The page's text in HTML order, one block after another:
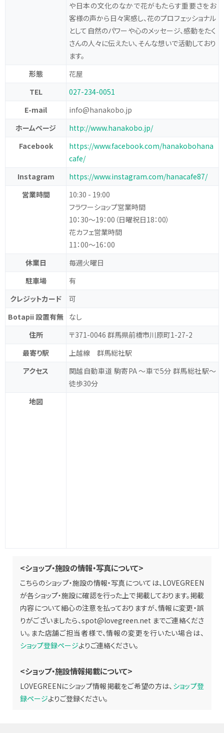
や日本の文化のなかで花がもたらす重要さをお
客様の声から日々実感し、花のプロフェッショナル
として自然のパワーや心のメッセージ、感動をたく
さんの人々に伝えたい、そんな想いで活動しており
ます。
形態
花屋
TEL
027-234-0051
E-mail
info@hanakobo.jp
ホームページ
http://www.hanakobo.jp/
Facebook
https://www.facebook.com/hanakobohana
cafe/
Instagram
https://www.instagram.com/hanacafe87/
営業時間
10:30 - 19:00
フラワーショップ営業時間
10：30～19：00（日曜祝日18：00）
花カフェ営業時間
11：00～16：00
休業日
毎週火曜日
駐車場
有
クレジットカード
可
Botapii 設置有無 なし
住所
〒371-0046 群馬県前橋市川原町1-27-2
最寄り駅
上越線 群馬総社駅
アクセス
関越自動車道 駒寄PA ～車で5分 群馬総社駅～
徒歩30分
地図
<ショップ・施設の情報・写真について>
こちらのショップ・施設の情報・写真については、LOVEGREEN
が各ショップ・施設に確認を行った上で掲載しております。掲載
内容について細心の注意を払っておりますが、情報に変更・誤
りがございましたら、spot@lovegreen.net までご連絡くださ
い。また店舗ご担当者様で、情報の変更を行いたい場合は、
ショップ登録ページよりご連絡ください。
<ショップ・施設情報掲載について>
LOVEGREENにショップ情報掲載をご希望の方は、 ショップ登
録ページよりご登録ください。